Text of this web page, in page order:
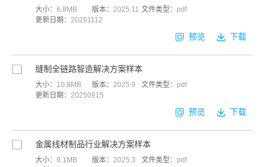
预览 下载
大小： 6.8MB 版本： 2025.11 文件类型： pdf
更新日期： 20251112
预览 下载
缝制全链路智造解决方案样本
大小： 10.8MB 版本： 2025.9 文件类型： pdf
更新日期： 20250915
金属线材制品行业解决方案样本
大小： 9.1MB 版本： 2025.3 文件类型： pdf